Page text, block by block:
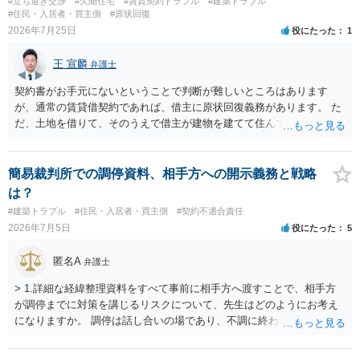
いのであれば、委任については無償で委任者が受任者に委任できるか
らです。ご参考にしてください。
#住民・入居者・買主側
#原状回復
2026年7月25日 役にたった 1
王 宣麟 弁護士
契約書がお手元にないということで判断が難しいところはあります
が、通常の賃貸借契約であれば、借主に原状回復義務があります。 た
だ、土地を借りて、そのうえで借主が建物を建てて住んでいたケース
であれば、建物を収去して土地を明渡す義務は原則生じないはずで
す。 その後、建物を平屋に立て替えた場合であっても、貸主の承諾を
得ているのであれば、単純に費用を捻出した側に平屋の所有権が帰属
する、という話になるわけでもないように思います。 そのため、現
状、解体費用を負担することが明確な案件ではないため、まずは相手
に請求の根拠（なぜ当方が平屋の解体費用を負担しなければならない
のか）を確認されてみてはいかがでしょうか。
簡易裁判所での調停資料、相手方への開示義務と戦略
は？
#建築トラブル #住民・入居者・買主側 #契約不適合責任
2026年7月5日 役にたった 5
匿名A 弁護士
> 1.詳細な経緯整理資料をすべて事前に相手方へ渡すことで、相手方
が調停までに対策を講じるリスクについて、先生はどのようにお考え
になりますか。 調停は話し合いの場であり、不調に終われば訴訟で解
いう姑息な手段は使えませんし、公平かつ納得のできる解決というの